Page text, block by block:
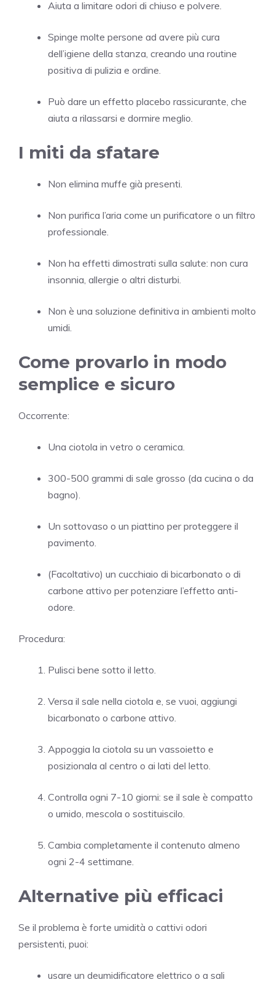
Aiuta a limitare odori di chiuso e polvere.
Spinge molte persone ad avere più cura
dell’igiene della stanza, creando una routine
positiva di pulizia e ordine.
Può dare un effetto placebo rassicurante, che
aiuta a rilassarsi e dormire meglio.
I miti da sfatare
Non elimina muffe già presenti.
Non purifica l’aria come un purificatore o un filtro
professionale.
Non ha effetti dimostrati sulla salute: non cura
insonnia, allergie o altri disturbi.
Non è una soluzione definitiva in ambienti molto
umidi.
Come provarlo in modo
semplice e sicuro
Occorrente:
Una ciotola in vetro o ceramica.
300-500 grammi di sale grosso (da cucina o da
bagno).
Un sottovaso o un piattino per proteggere il
pavimento.
(Facoltativo) un cucchiaio di bicarbonato o di
carbone attivo per potenziare l’effetto anti-
odore.
Procedura:
Pulisci bene sotto il letto.
Versa il sale nella ciotola e, se vuoi, aggiungi
bicarbonato o carbone attivo.
Appoggia la ciotola su un vassoietto e
posizionala al centro o ai lati del letto.
Controlla ogni 7-10 giorni: se il sale è compatto
o umido, mescola o sostituiscilo.
Cambia completamente il contenuto almeno
ogni 2-4 settimane.
Alternative più efficaci
Se il problema è forte umidità o cattivi odori
persistenti, puoi:
usare un deumidificatore elettrico o a sali